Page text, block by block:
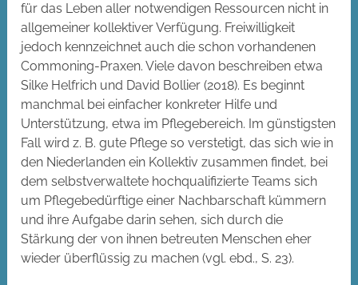
für das Leben aller notwendigen Ressourcen nicht in
allgemeiner kollektiver Verfügung. Freiwilligkeit
jedoch kennzeichnet auch die schon vorhandenen
Commoning-Praxen. Viele davon beschreiben etwa
Silke Helfrich und David Bollier (2018). Es beginnt
manchmal bei einfacher konkreter Hilfe und
Unterstützung, etwa im Pflegebereich. Im günstigsten
Fall wird z. B. gute Pflege so verstetigt, das sich wie in
den Niederlanden ein Kollektiv zusammen findet, bei
dem selbstverwaltete hochqualifizierte Teams sich
um Pflegebedürftige einer Nachbarschaft kümmern
und ihre Aufgabe darin sehen, sich durch die
Stärkung der von ihnen betreuten Menschen eher
wieder überflüssig zu machen (vgl. ebd., S. 23).